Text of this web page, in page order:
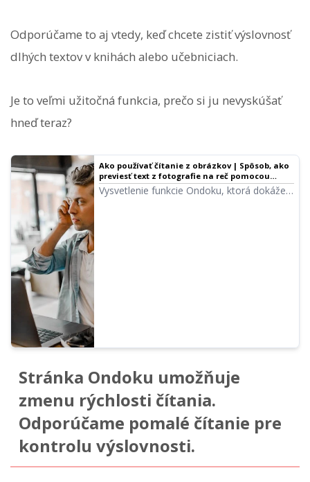
Odporúčame to aj vtedy, keď chcete zistiť výslovnosť
dlhých textov v knihách alebo učebniciach.
Je to veľmi užitočná funkcia, prečo si ju nevyskúšať
hneď teraz?
Ako používať čítanie z obrázkov | Spôsob, ako
previesť text z fotografie na reč pomocou
bezplatného OCR
Vysvetlenie funkcie Ondoku, ktorá dokáže
Stránka Ondoku umožňuje
zmenu rýchlosti čítania.
Odporúčame pomalé čítanie pre
kontrolu výslovnosti.